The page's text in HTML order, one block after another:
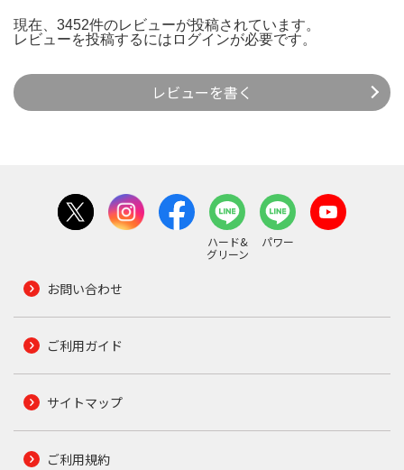
現在、3452件のレビューが投稿されています。
レビューを投稿するには ログインが必要です。
レビューを書く
ハード&
グリーン
パワー
お問い合わせ
ご利用ガイド
サイトマップ
ご利用規約